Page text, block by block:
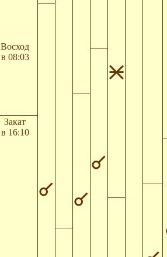
Восход
в 08:03
Закат
в 16:10